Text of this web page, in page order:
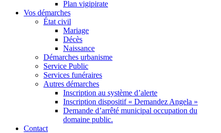
Plan vigipirate
Vos démarches
État civil
Mariage
Décès
Naissance
Démarches urbanisme
Service Public
Services funéraires
Autres démarches
Inscription au système d’alerte
Inscription dispositif « Demandez Angela »
Demande d’arrêté municipal occupation du
domaine public.
Contact